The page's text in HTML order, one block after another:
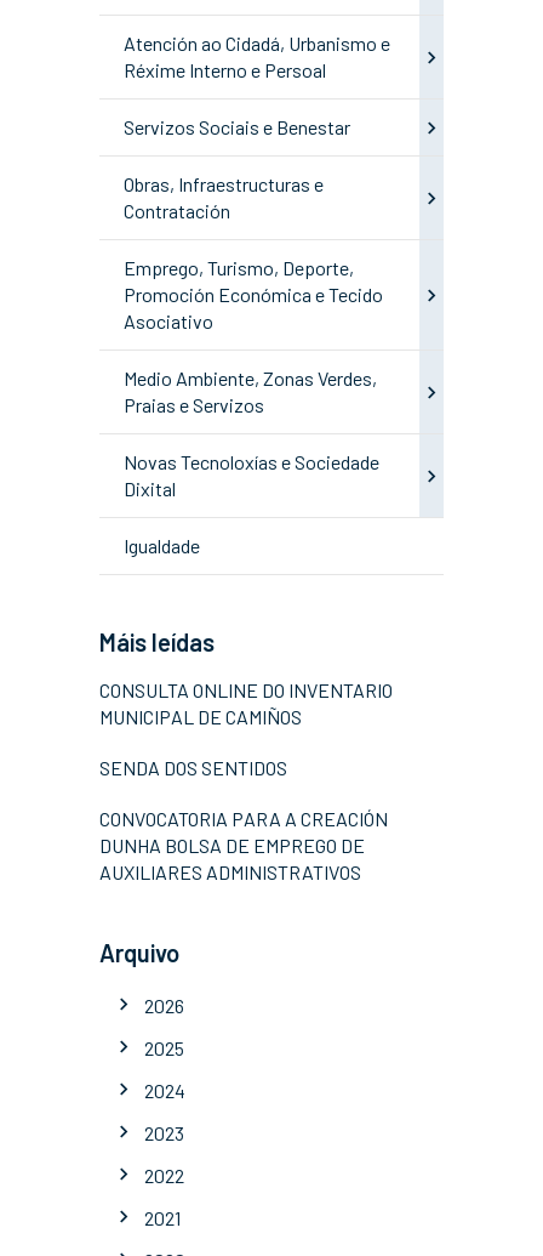
Atención ao Cidadá, Urbanismo e
Réxime Interno e Persoal
Servizos Sociais e Benestar
Obras, Infraestructuras e
Contratación
Emprego, Turismo, Deporte,
Promoción Económica e Tecido
Asociativo
Medio Ambiente, Zonas Verdes,
Praias e Servizos
Novas Tecnoloxías e Sociedade
Dixital
Igualdade
Máis leídas
CONSULTA ONLINE DO INVENTARIO
MUNICIPAL DE CAMIÑOS
SENDA DOS SENTIDOS
CONVOCATORIA PARA A CREACIÓN
DUNHA BOLSA DE EMPREGO DE
AUXILIARES ADMINISTRATIVOS
Arquivo
2026
2025
2024
2023
2022
2021